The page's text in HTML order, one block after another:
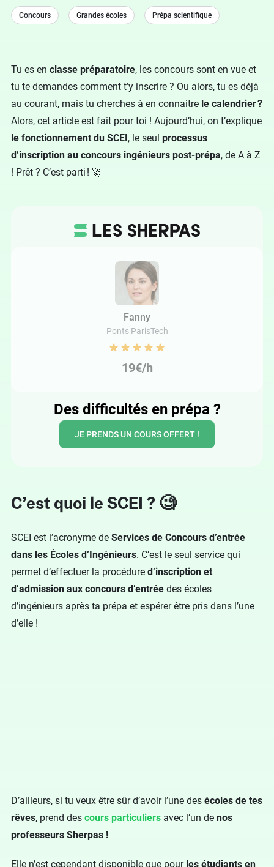
Tu es en classe préparatoire, les concours sont en vue et
tu te demandes comment t’y inscrire ? Ou alors, tu es déjà
au courant, mais tu cherches à en connaitre le calendrier ?
Alors, cet article est fait pour toi ! Aujourd’hui, on t’explique
le fonctionnement du SCEI, le seul processus
d’inscription au concours ingénieurs post-prépa, de A à Z
! Prêt ? C’est parti ! 🚀
Fanny
Ponts ParisTech
19€/h
Des difficultés en prépa ?
JE PRENDS UN COURS OFFERT !
C’est quoi le SCEI ? 🧐
SCEI est l’acronyme de Services de Concours d’entrée
dans les Écoles d’Ingénieurs. C’est le seul service qui
permet d’effectuer la procédure d’inscription et
d’admission aux concours d’entrée des écoles
d’ingénieurs après ta prépa et espérer être pris dans l’une
d’elle !
D’ailleurs, si tu veux être sûr d’avoir l’une des écoles de tes
rêves, prend des cours particuliers avec l’un de nos
professeurs Sherpas !
Elle n’est cependant disponible que pour les étudiants en
Concours Grandes écoles Prépa scientifique